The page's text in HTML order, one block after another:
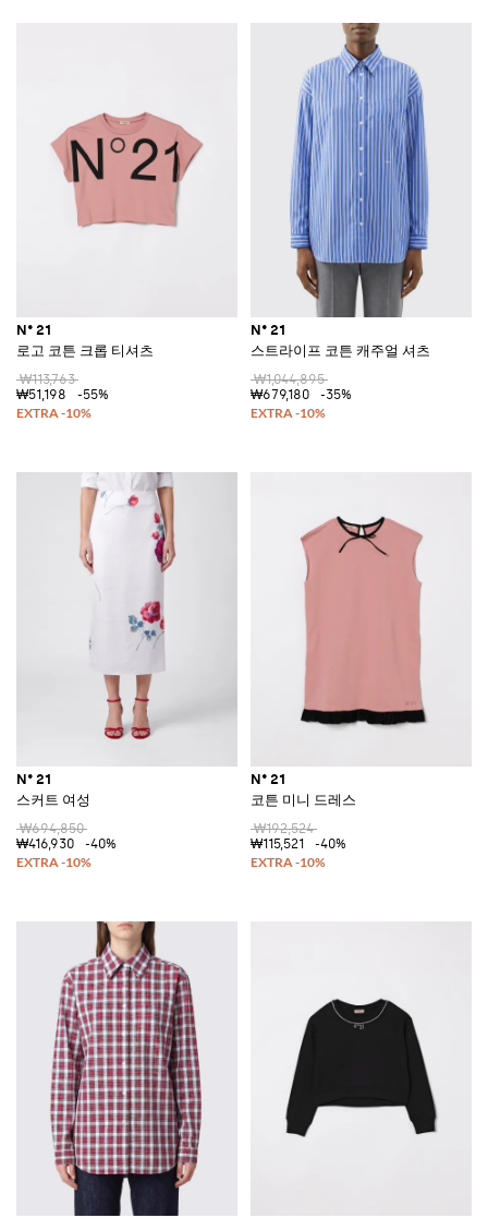
N° 21
로고 코튼 크롭 티셔츠
₩113,763
₩51,198
-55%
N° 21
스트라이프 코튼 캐주얼 셔츠
₩1,044,895
₩679,180
-35%
N° 21
스커트 여성
₩694,850
₩416,930
-40%
N° 21
코튼 미니 드레스
₩192,524
₩115,521
-40%